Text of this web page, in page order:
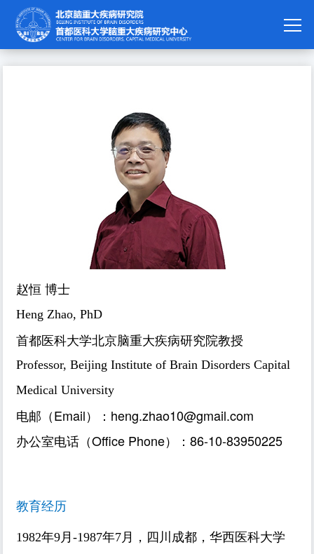
赵恒 博士
Heng Zhao, PhD
首都医科大学北京脑重大疾病研究院教授
Professor, Beijing Institute of Brain Disorders Capital
Medical University
电邮（Email）：heng.zhao10@gmail.com
办公室电话（Office Phone）：86-10-83950225
教育经历
1982年9月-1987年7月，四川成都，华西医科大学